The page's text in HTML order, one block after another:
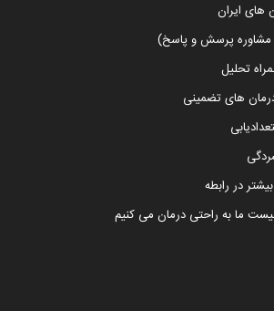
های ایران
مشاوره پرسش و پاسخ)
تحلیل
های تضمینی
در رابطه
ما به راحتی درمان می کنیم